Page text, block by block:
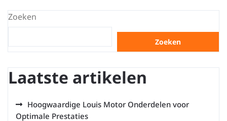
Zoeken
Zoeken
Laatste artikelen
Hoogwaardige Louis Motor Onderdelen voor
Optimale Prestaties